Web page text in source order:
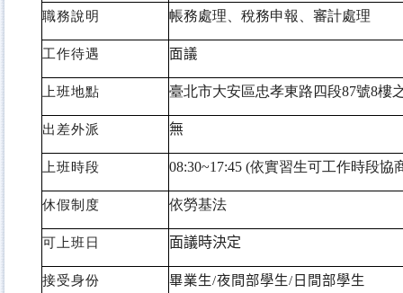
職務說明 帳務處理、稅務申報、審計處理
工作待遇 面議
上班地點 臺北市大安區忠孝東路四段87號8樓
出差外派 無
上班時段 08:30~17:45 (依實習生可工作時段協
休假制度 依勞基法
可上班日 面議時決定
接受身份 畢業生/夜間部學生/ 日間部學生